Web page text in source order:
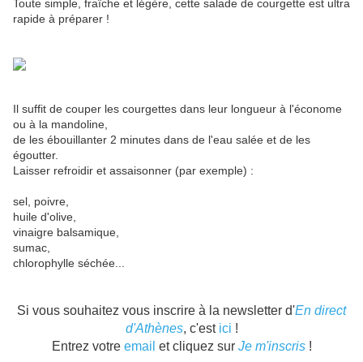
Toute simple, fraîche et légère, cette salade de courgette est ultra
rapide à préparer !
Il suffit de couper les courgettes dans leur longueur à l'économe
ou à la mandoline,
de les ébouillanter 2 minutes dans de l'eau salée et de les
égoutter.
Laisser refroidir et assaisonner (par exemple) :
sel, poivre,
huile d'olive,
vinaigre balsamique,
sumac,
chlorophylle séchée...
Si vous souhaitez vous inscrire à la newsletter d'En direct
d'Athènes, c'est ici !
Entrez votre email et cliquez sur Je m'inscris!